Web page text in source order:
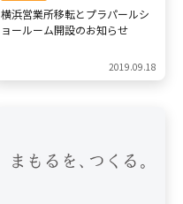
横浜営業所移転とプラパールシ
ョールーム開設のお知らせ
2019.09.18